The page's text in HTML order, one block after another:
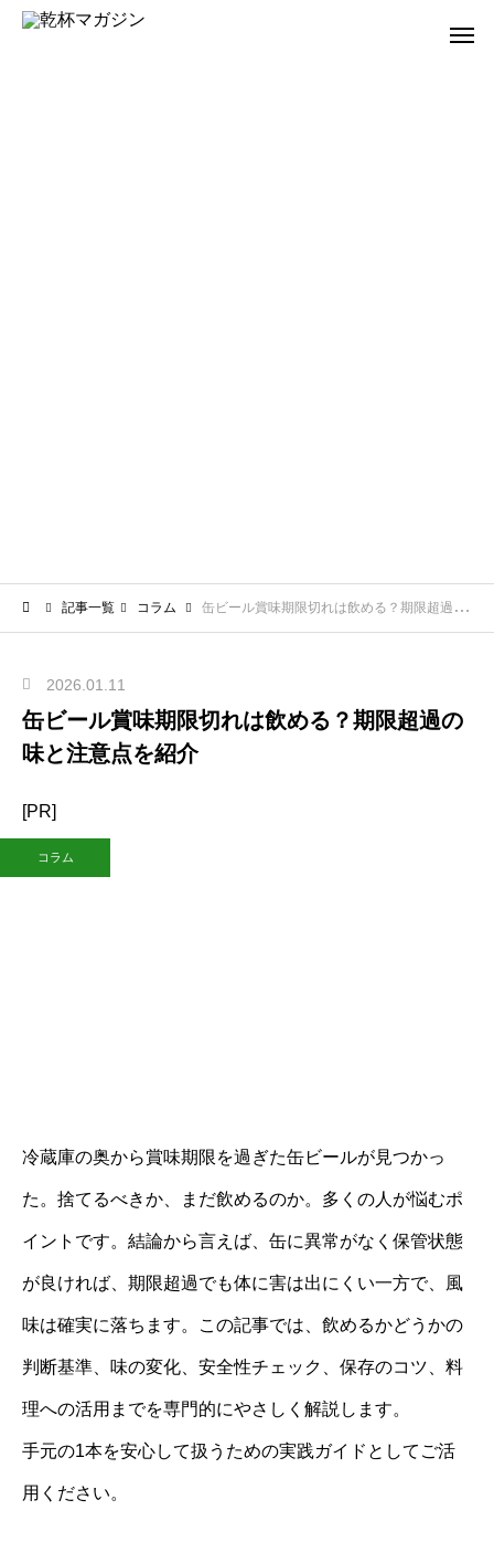
記事一覧 コラム 缶ビール賞味期限切れは飲める？期限超過の味と注意点を紹介
2026.01.11
缶ビール賞味期限切れは飲める？期限超過の
味と注意点を紹介
[PR]
コラム
冷蔵庫の奥から賞味期限を過ぎた缶ビールが見つかっ
た。捨てるべきか、まだ飲めるのか。多くの人が悩むポ
イントです。結論から言えば、缶に異常がなく保管状態
が良ければ、期限超過でも体に害は出にくい一方で、風
味は確実に落ちます。この記事では、飲めるかどうかの
判断基準、味の変化、安全性チェック、保存のコツ、料
理への活用までを専門的にやさしく解説します。
手元の1本を安心して扱うための実践ガイドとしてご活
用ください。